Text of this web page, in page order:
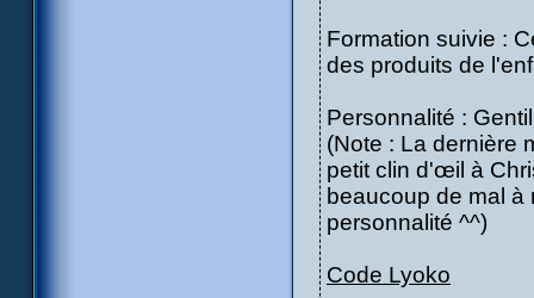
Formation suivie :
des produits de
Personnalité :
(Note : La dernière
petit clin d'œil à
beaucoup de mal à
personnalité ^^)
Code Lyoko